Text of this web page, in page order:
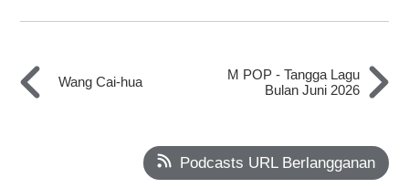
Wang Cai-hua
M POP - Tangga Lagu
Bulan Juni 2026
Podcasts URL Berlangganan